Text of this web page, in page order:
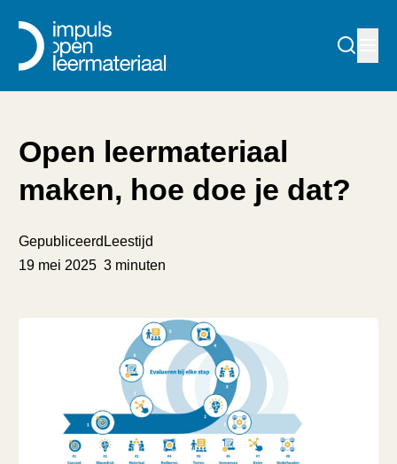
Open leermateriaal
maken, hoe doe je dat?
Gepubliceerd
19 mei 2025
Leestijd
3 minuten